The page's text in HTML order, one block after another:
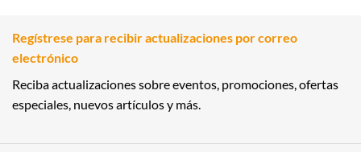
Regístrese para recibir actualizaciones por correo
electrónico
Reciba actualizaciones sobre eventos, promociones, ofertas
especiales, nuevos artículos y más.